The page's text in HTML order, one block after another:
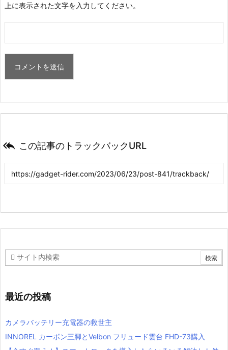
上に表示された文字を入力してください。
 この記事のトラックバックURL
最近の投稿
カメラバッテリー充電器の救世主
INNOREL カーボン三脚とVelbon フリュード雲台 FHD-73購入